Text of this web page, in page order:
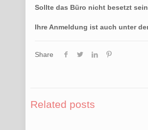
Sollte das Büro nicht besetzt
Ihre Anmeldung ist auch unter
Share
Related posts